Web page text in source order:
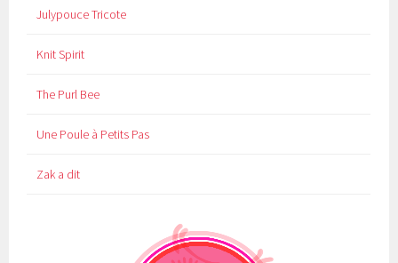
Julypouce Tricote
Knit Spirit
The Purl Bee
Une Poule à Petits Pas
Zak a dit